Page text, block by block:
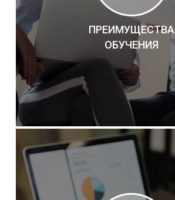
ПРЕИМУЩЕСТВА
ОБУЧЕНИЯ